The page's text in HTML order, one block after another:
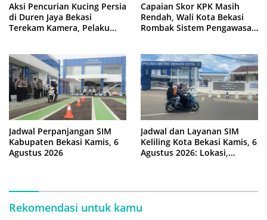
Aksi Pencurian Kucing Persia
di Duren Jaya Bekasi
Terekam Kamera, Pelaku
Capaian Skor KPK Masih
Rendah, Wali Kota Bekasi
Rombak Sistem Pengawasan
Jadwal Perpanjangan SIM
Kabupaten Bekasi Kamis, 6
Agustus 2026
Jadwal dan Layanan SIM
Keliling Kota Bekasi Kamis, 6
Agustus 2026: Lokasi,
Rekomendasi untuk kamu